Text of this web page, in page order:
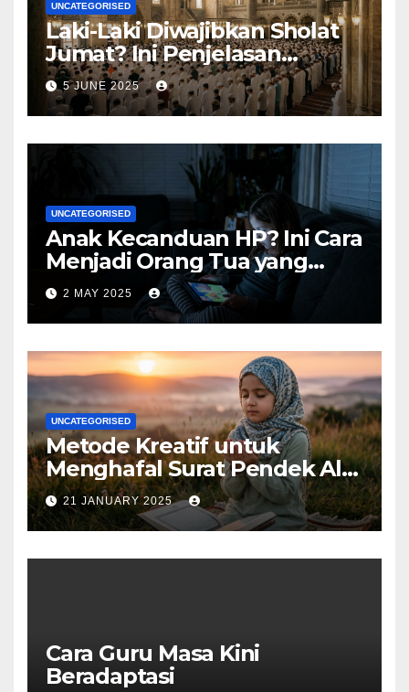
UNCATEGORISED
Laki-Laki Diwajibkan Sholat
Jumat? Ini Penjelasan
Lengkapnya
5 JUNE 2025
UNCATEGORISED
Anak Kecanduan HP? Ini Cara
Menjadi Orang Tua yang
Bijak
2 MAY 2025
UNCATEGORISED
Metode Kreatif untuk
Menghafal Surat Pendek Al-
Qur’an
21 JANUARY 2025
Cara Guru Masa Kini
Beradaptasi